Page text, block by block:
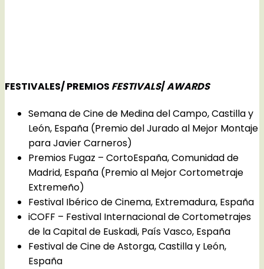
FESTIVALES/ PREMIOS FESTIVALS/AWARDS
Semana de Cine de Medina del Campo, Castilla y
León, España (Premio del Jurado al Mejor Montaje
para Javier Carneros)
Premios Fugaz – CortoEspaña, Comunidad de
Madrid, España (Premio al Mejor Cortometraje
Extremeño)
Festival Ibérico de Cinema, Extremadura, España
iCOFF – Festival Internacional de Cortometrajes
de la Capital de Euskadi, País Vasco, España
Festival de Cine de Astorga, Castilla y León,
España